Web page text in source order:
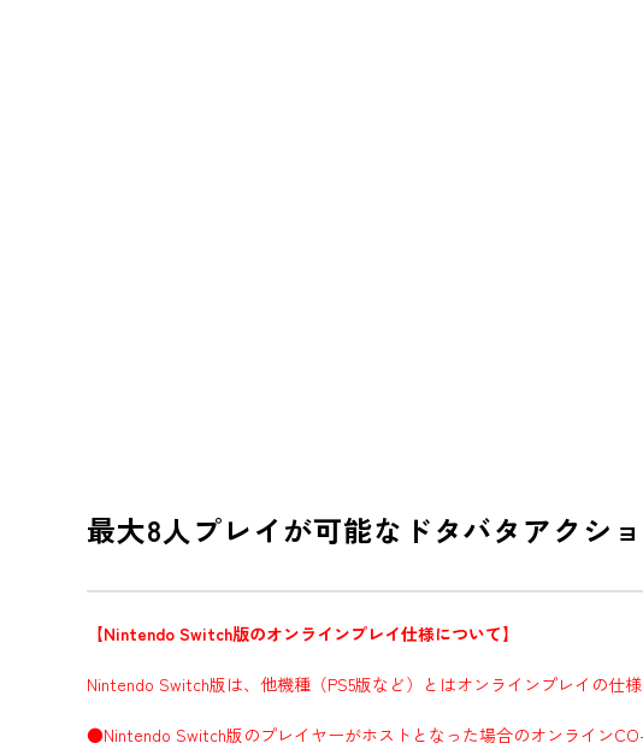
最大8人プレイが可能なドタバタアクシ
【Nintendo Switch版のオンラインプレイ仕様について】
Nintendo Switch版は、他機種（PS5版など）とはオンラインプレイの仕様
●Nintendo Switch版のプレイヤーがホストとなった場合のオンライン